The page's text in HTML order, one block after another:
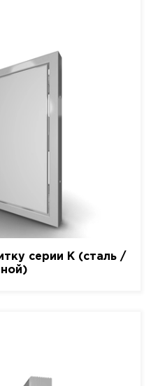
серии K (сталь /